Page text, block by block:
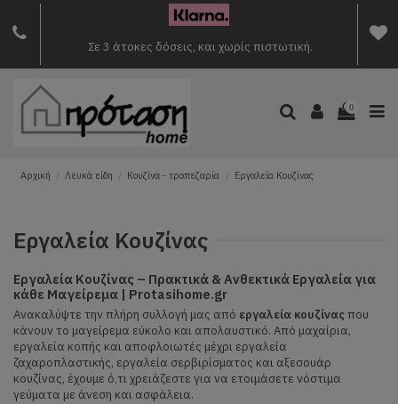
Σε 3 άτοκες δόσεις, και χωρίς πιστωτική.
0
Αρχική Λευκά είδη Κουζίνα - τραπεζαρία Εργαλεία Κουζίνας
Εργαλεία Κουζίνας
Εργαλεία Κουζίνας – Πρακτικά & Ανθεκτικά Εργαλεία για
κάθε Μαγείρεμα | Protasihome.gr
Ανακαλύψτε την πλήρη συλλογή μας από εργαλεία κουζίναςπου
κάνουν το μαγείρεμα εύκολο και απολαυστικό. Από μαχαίρια,
εργαλεία κοπής και αποφλοιωτές μέχρι εργαλεία
ζαχαροπλαστικής, εργαλεία σερβιρίσματος και αξεσουάρ
κουζίνας, έχουμε ό,τι χρειάζεστε για να ετοιμάσετε νόστιμα
γεύματα με άνεση και ασφάλεια.